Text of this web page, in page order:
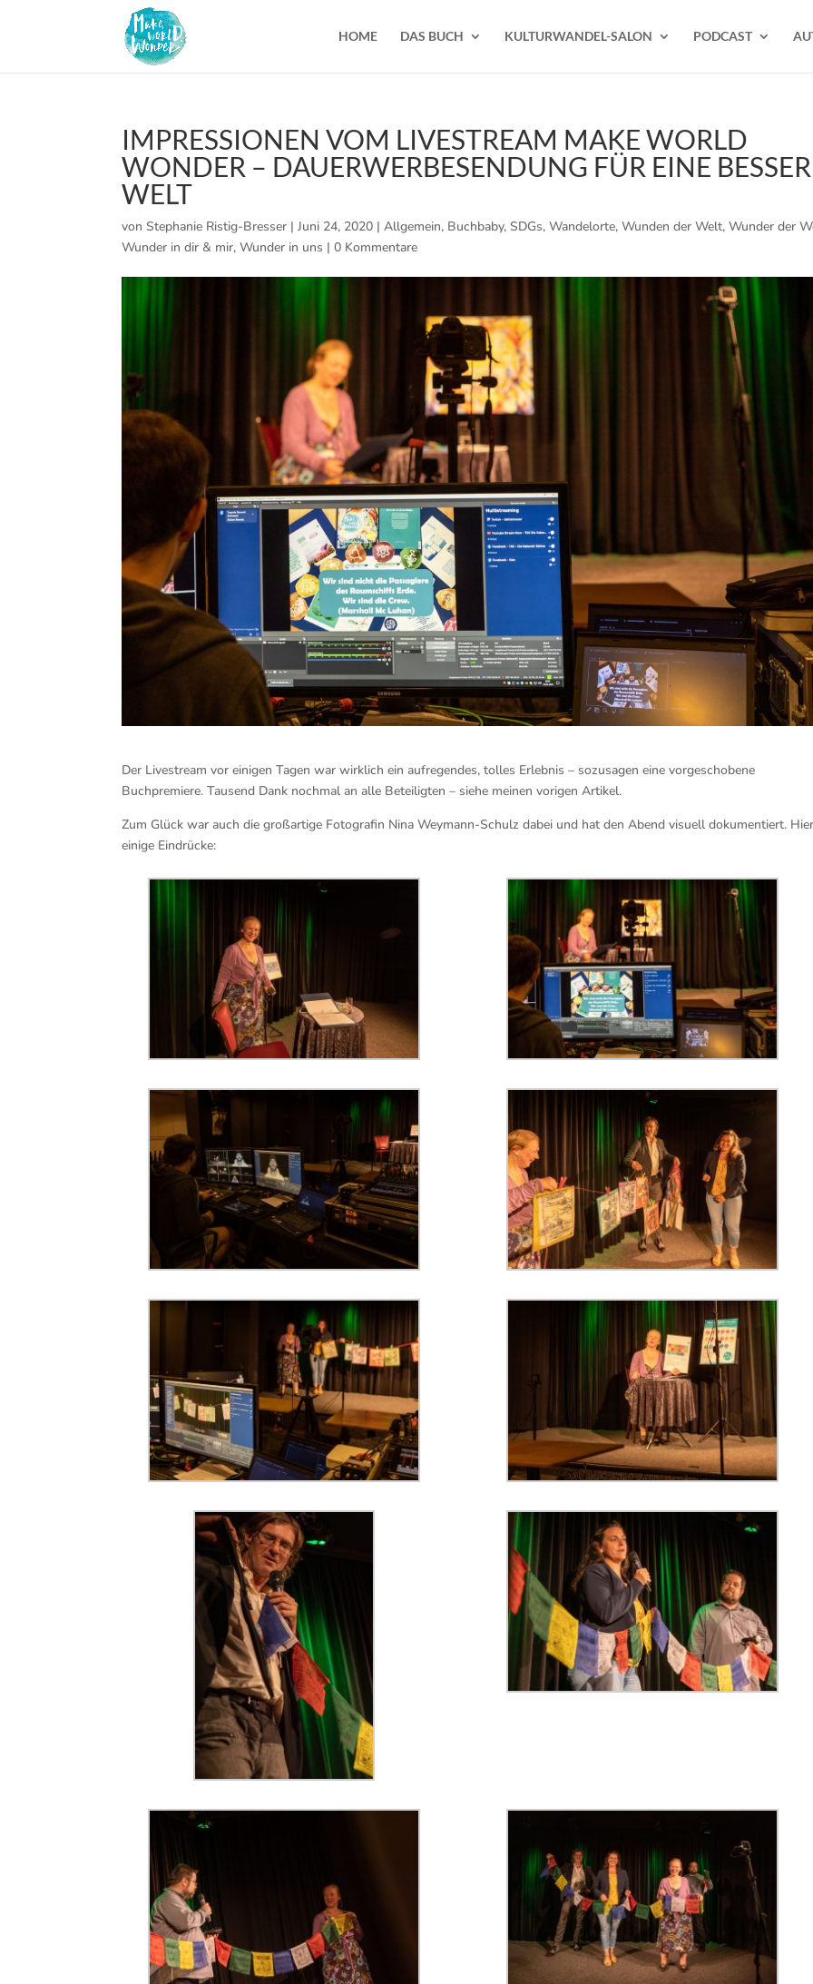
HOME DAS BUCH KULTURWANDEL-SALON PODCAST
IMPRESSIONEN VOM LIVESTREAM MAKE WORLD
WONDER – DAUERWERBESENDUNG FÜR EINE
WELT
vonStephanie Ristig-Bresser |Juni 24, 2020 |Allgemein, Buchbaby,SDGs,Wandelorte,Wunden der Welt,Wunder der
Wunder in dir & mir,Wunder in uns |0 Kommentare
Der Livestream vor einigen Tagen war wirklich ein aufregendes, tolles Erlebnis – sozusagen eine vorgeschobene
Buchpremiere. Tausend Dank nochmal an alle Beteiligten – siehe meinen vorigen Artikel.
Zum Glück war auch die großartige Fotografin Nina Weymann-Schulz dabei und hat den Abend visuell dokumentiert.
einige Eindrücke: